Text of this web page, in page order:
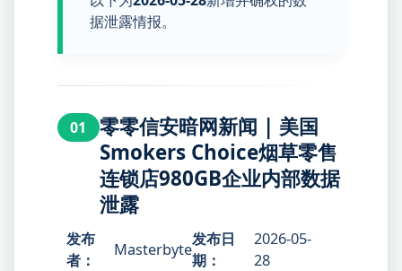
据泄露情报。
01
零零信安暗网新闻 | 美国
Smokers Choice烟草零售
连锁店980GB企业内部数据
泄露
发布
者：
Masterbyte
发布日
期：
2026-05-
28